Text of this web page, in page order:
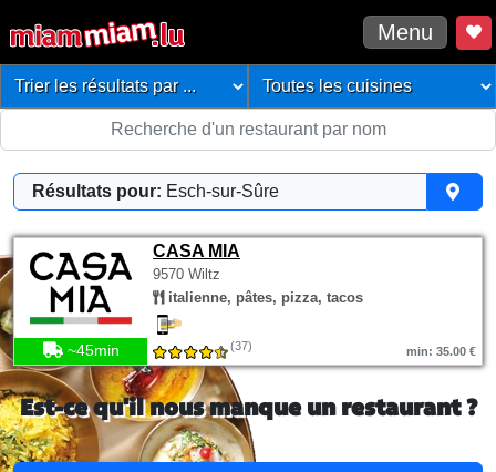
Menu
Résultats pour: Esch-sur-Sûre
CASA MIA
9570 Wiltz
italienne, pâtes, pizza, tacos
~45min (37) min: 35.00 €
Est-ce qu'il nous manque un restaurant ?